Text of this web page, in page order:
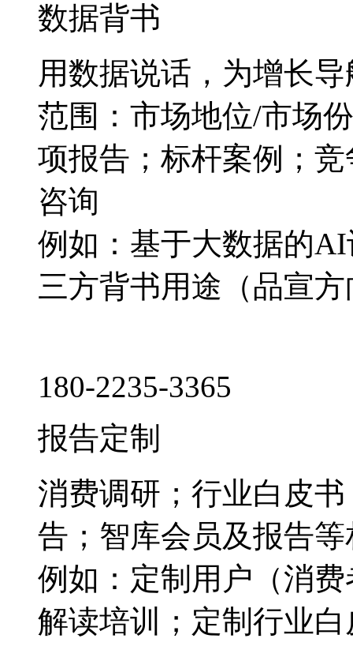
数据背书
用数据说话，为增长导
范围：市场地位/市场
项报告；标杆案例；
咨询
例如：基于大数据的
三方背书用途（品宣
180-2235-3365
报告定制
消费调研；行业白皮
告；智库会员及报告
例如：定制用户（消
解读培训；定制行业